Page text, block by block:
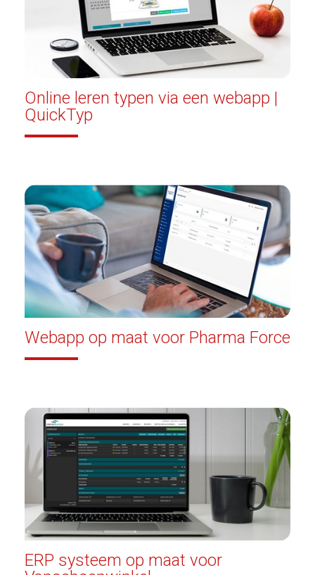
Online leren typen via een webapp |
QuickTyp
Webapp op maat voor Pharma Force
ERP systeem op maat voor